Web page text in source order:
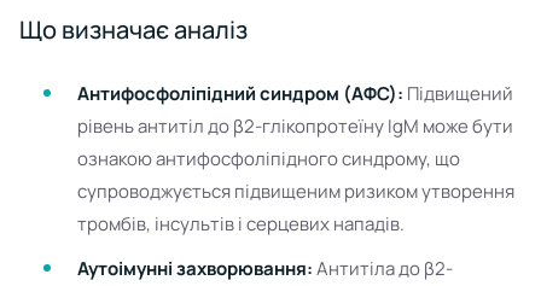
Що визначає аналіз
Антифосфоліпідний синдром (АФС): Підвищений
рівень антитіл до β2-глікопротеїну IgM може бути
ознакою антифосфоліпідного синдрому, що
супроводжується підвищеним ризиком утворення
тромбів, інсультів і серцевих нападів.
Аутоімунні захворювання:Антитіла до β2-